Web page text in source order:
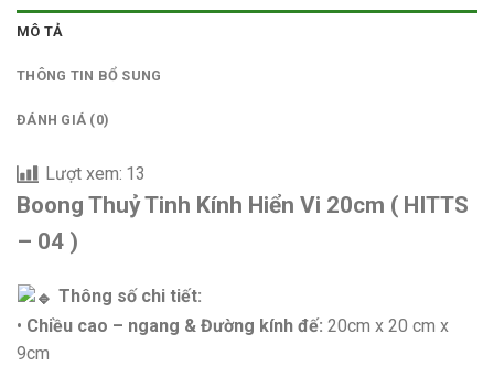
MÔ TẢ
THÔNG TIN BỔ SUNG
ĐÁNH GIÁ (0)
Lượt xem: 13
Boong Thuỷ Tinh Kính Hiển Vi 20cm ( HITTS
– 04 )
Thông số chi tiết:
• Chiều cao – ngang & Đường kính đế: 20cm x 20 cm x
9cm